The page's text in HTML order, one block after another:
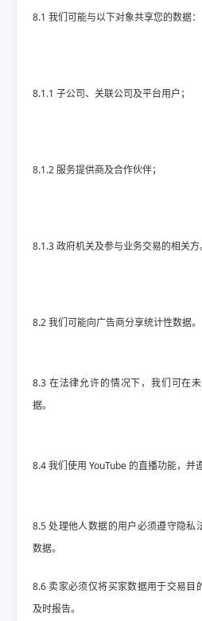
8.1 我们可能与以下对象共享您的数据：
8.1.1 子公司、关联公司及平台用户；
8.1.2 服务提供商及合作伙伴；
8.1.3 政府机关及参与业务交易的相关方。
8.2 我们可能向广告商分享统计性数据。
8.3 在法律允许的情况下，我们可在
据。
8.4 我们使用 YouTube 的直播功能，并
8.5 处理他人数据的用户必须遵守隐私
数据。
8.6 卖家必须仅将买家数据用于交易目
及时报告。